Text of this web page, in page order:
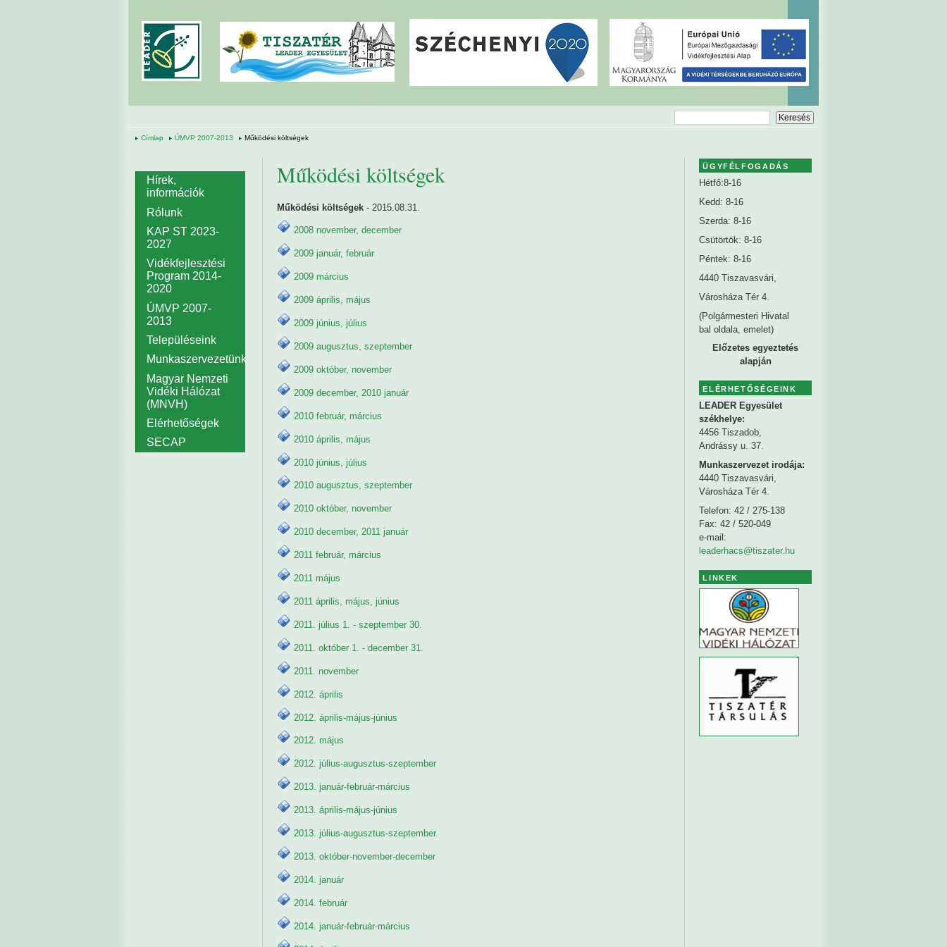
Címlap ÚMVP 2007-2013 Működési költségek
Működési költségek
Működési költségek - 2015.08.31.
2008 november, december
2009 január, február
2009 március
2009 április, május
2009 június, július
2009 augusztus, szeptember
2009 október, november
2009 december, 2010 január
2010 február, március
2010 április, május
2010 június, július
2010 augusztus, szeptember
2010 október, november
2010 december, 2011 január
2011 február, március
2011 május
2011 április, május, június
2011. július 1. - szeptember 30.
2011. október 1. - december 31.
2011. november
2012. április
2012. április-május-június
2012. május
2012. július-augusztus-szeptember
2013. január-február-március
2013. április-május-június
2013. július-augusztus-szeptember
2013. október-november-december
2014. január
2014. február
2014. január-február-március
Hírek,
információk
Rólunk
KAP ST 2023-
2027
Vidékfejlesztési
Program 2014-
2020
ÚMVP 2007-
2013
Településeink
Munkaszervezetünk
Magyar Nemzeti
Vidéki Hálózat
(MNVH)
Elérhetőségek
SECAP
ÜGYFÉLFOGADÁS
Hétfő:8-16
Kedd: 8-16
Szerda: 8-16
Csütörtök: 8-16
Péntek: 8-16
4440 Tiszavasvári,
Városháza Tér 4.
(Polgármesteri Hivatal
bal oldala, emelet)
Előzetes egyeztetés
alapján
ELÉRHETŐSÉGEINK
LEADER Egyesület
székhelye:
4456 Tiszadob,
Andrássy u. 37.
Munkaszervezet irodája:
4440 Tiszavasvári,
Városháza Tér 4.
Telefon: 42 / 275-138
Fax: 42 / 520-049
e-mail:
leaderhacs@tiszater.hu
LINKEK